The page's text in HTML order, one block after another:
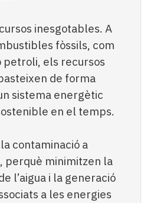
inesgotables. A
fòssils, com
petroli, els recursos
de forma
sistema energètic
en el temps.
contaminació a
perquè minimitzen la
l’aigua i la generació
a les energies